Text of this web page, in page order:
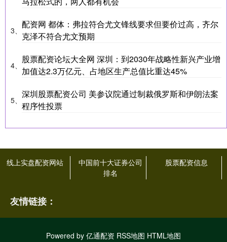
3、
配资网 都体：弗拉符合尤文锋线要求但要价过高，齐尔
克泽不符合尤文预期
4、
股票配资论坛大全网 深圳：到2030年战略性新兴产业增
加值达2.3万亿元、占地区生产总值比重达45%
5、
深圳股票配资公司 美参议院通过制裁俄罗斯和伊朗法案
程序性投票
线上实盘配资网站
中国前十大证券公司
排名
股票配资信息
友情链接：
Powered by 亿通配资 RSS地图 HTML地图